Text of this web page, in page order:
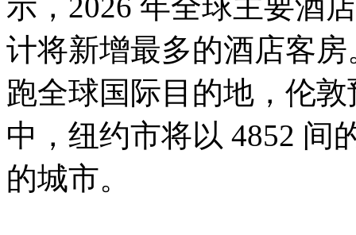
计将新增最多的酒店客
跑全球国际目的地，伦
中，纽约市将以 4852 间
的城市。